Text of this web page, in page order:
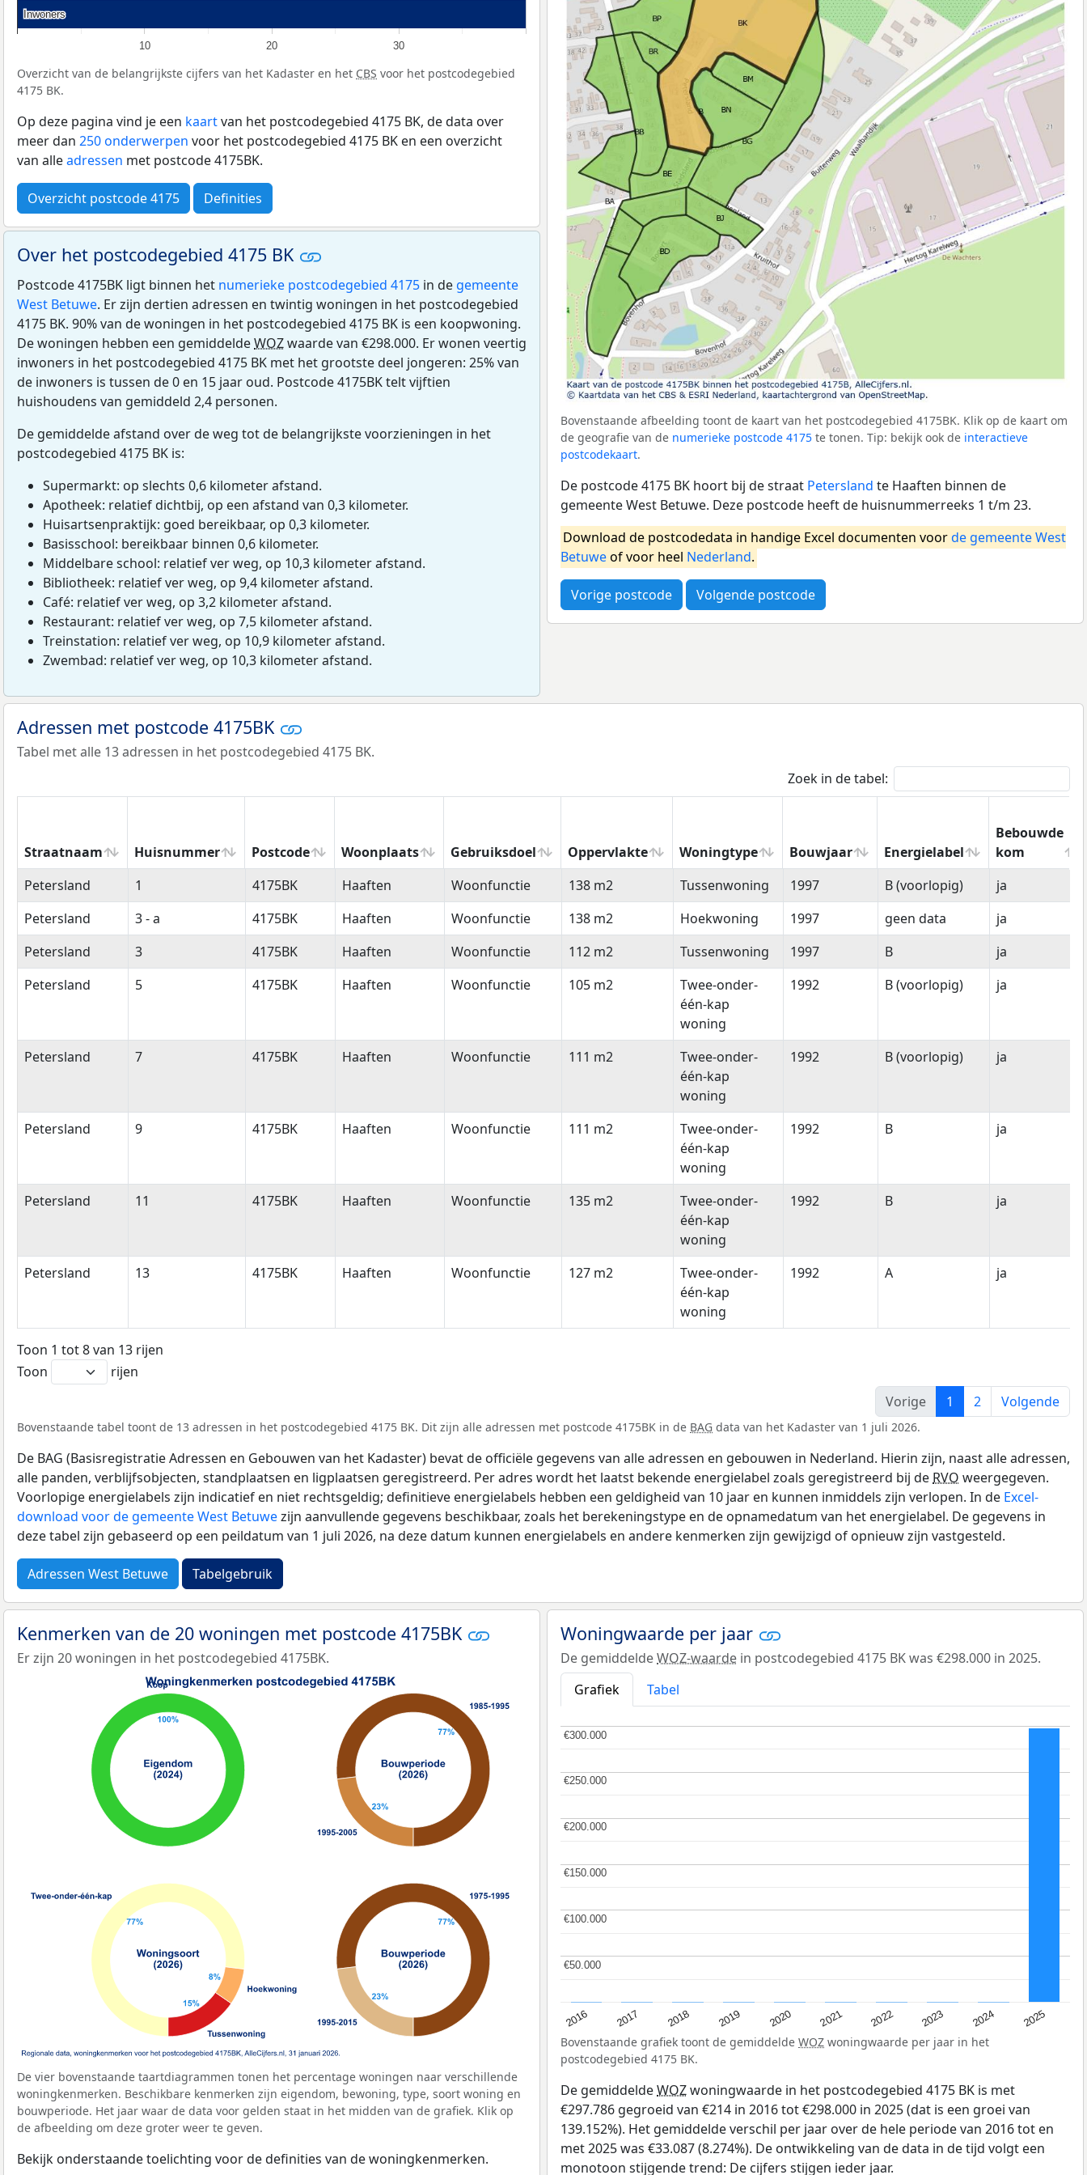
10 20 30
Inwoners
Inwoners
Overzicht van de belangrijkste cijfers van het Kadaster en het CBS voor het postcodegebied
4175 BK.
Op deze pagina vind je een kaartvan het postcodegebied 4175 BK, de data over
meer dan 250 onderwerpen voor het postcodegebied 4175 BK en een overzicht
van alleadressen met postcode 4175BK.
Overzicht postcode 4175 Definities
Over het postcodegebied 4175 BK
Postcode 4175BK ligt binnen het numerieke postcodegebied 4175 in de gemeente
West Betuwe. Er zijn dertien adressen en twintig woningen in het postcodegebied
4175 BK. 90% van de woningen in het postcodegebied 4175 BK is een koopwoning.
De woningen hebben een gemiddeldeWOZwaarde van €298.000. Er wonen veertig
inwoners in het postcodegebied 4175 BK met het grootste deel jongeren: 25% van
de inwoners is tussen de 0 en 15 jaar oud. Postcode 4175BK telt vijftien
huishoudens van gemiddeld 2,4 personen.
De gemiddelde afstand over de weg tot de belangrijkste voorzieningen in het
postcodegebied 4175 BK is:
Supermarkt: op slechts 0,6 kilometer afstand.
Apotheek: relatief dichtbij, op een afstand van 0,3 kilometer.
Huisartsenpraktijk: goed bereikbaar, op 0,3 kilometer.
Basisschool: bereikbaar binnen 0,6 kilometer.
Middelbare school: relatief ver weg, op 10,3 kilometer afstand.
Bibliotheek: relatief ver weg, op 9,4 kilometer afstand.
Café: relatief ver weg, op 3,2 kilometer afstand.
Restaurant: relatief ver weg, op 7,5 kilometer afstand.
Treinstation: relatief ver weg, op 10,9 kilometer afstand.
Zwembad: relatief ver weg, op 10,3 kilometer afstand.
Bovenstaande afbeelding toont de kaart van het postcodegebied 4175BK. Klik op de kaart om
de geografie van de numerieke postcode 4175 te tonen. Tip: bekijk ook de interactieve
postcodekaart.
De postcode 4175 BK hoort bij de straat Petersland te Haaften binnen de
gemeente West Betuwe. Deze postcode heeft de huisnummerreeks 1 t/m 23.
Download de postcodedata in handige Excel documenten voorde gemeente West
Betuweof voor heel Nederland.
Vorige postcode Volgende postcode
Adressen met postcode 4175BK
Tabel met alle 13 adressen in het postcodegebied 4175 BK.
Zoek in de tabel:
Straatnaam Huisnummer Postcode Woonplaats Gebruiksdoel Oppervlakte Woningtype Bouwjaar Energielabel
Bebouwde
kom
Straatnaam
Huisnummer Postcode Woonplaats Gebruiksdoel Oppervlakte Woningtype Bouwjaar Energielabel
Bebouwde
kom
Petersland 1 4175BK Haaften Woonfunctie 138 m2 Tussenwoning 1997 B (voorlopig)
ja
Petersland
3 - a 4175BK Haaften Woonfunctie 138 m2 Hoekwoning 1997 geen data
ja
Petersland
3 4175BK Haaften Woonfunctie 112 m2 Tussenwoning 1997 B
ja
Petersland
5 4175BK Haaften Woonfunctie 105 m2
Twee-onder-
één-kap
woning
1992 B (voorlopig) ja
Petersland 7 4175BK Haaften Woonfunctie 111 m2
Twee-onder-
één-kap
woning
1992 B (voorlopig) ja
Petersland 9 4175BK Haaften Woonfunctie 111 m2
Twee-onder-
één-kap
woning
1992 B ja
Petersland 11 4175BK Haaften Woonfunctie 135 m2
Twee-onder-
één-kap
woning
1992 B ja
Petersland 13 4175BK Haaften Woonfunctie 127 m2
Twee-onder-
één-kap
woning
1992 A ja
Toon 1 tot 8 van 13 rijen
Toon
rijen
Vorige
1 2 Volgende
Bovenstaande tabel toont de 13 adressen in het postcodegebied 4175 BK. Dit zijn alle adressen met postcode 4175BK in de BAG data van het Kadaster van 1 juli 2026.
De BAG (Basisregistratie Adressen en Gebouwen van het Kadaster) bevat de officiële gegevens van alle adressen en gebouwen in Nederland. Hierin zijn, naast alle adressen,
alle panden, verblijfsobjecten, standplaatsen en ligplaatsen geregistreerd. Per adres wordt het laatst bekende energielabel zoals geregistreerd bij de RVO weergegeven.
Voorlopige energielabels zijn indicatief en niet rechtsgeldig; definitieve energielabels hebben een geldigheid van 10 jaar en kunnen inmiddels zijn verlopen. In de Excel-
download voor de gemeente West Betuwezijn aanvullende gegevens beschikbaar, zoals het berekeningstype en de opnamedatum van het energielabel. De gegevens in
deze tabel zijn gebaseerd op een peildatum van 1 juli 2026, na deze datum kunnen energielabels en andere kenmerken zijn gewijzigd of opnieuw zijn vastgesteld.
Adressen West Betuwe Tabelgebruik
Kenmerken van de 20 woningen met postcode 4175BK
Er zijn 20 woningen in het postcodegebied 4175BK.
De vier bovenstaande taartdiagrammen tonen het percentage woningen naar verschillende
woningkenmerken. Beschikbare kenmerken zijn eigendom, bewoning, type, soort woning en
bouwperiode. Het jaar waar de data voor gelden staat in het midden van de grafiek. Klik op
de afbeelding om deze groter weer te geven.
Bekijk onderstaande toelichting voor de definities van de woningkenmerken.
Woningwaarde per jaar
De gemiddeldeWOZ-waarde in postcodegebied 4175 BK was €298.000 in 2025.
Grafiek
Tabel
2016 2017 2018 2019 2020 2021 2022 2023 2024 2025
€50.000
€50.000
€100.000
€100.000
€150.000
€150.000
€200.000
€200.000
€250.000
€250.000
€300.000
€300.000
Bovenstaande grafiek toont de gemiddelde WOZ woningwaarde per jaar in het
postcodegebied 4175 BK.
De gemiddeldeWOZwoningwaarde in het postcodegebied 4175 BK is met
€297.786 gegroeid van €214 in 2016 tot €298.000 in 2025 (dat is een groei van
139.152%). Het gemiddelde verschil per jaar over de hele periode van 2016 tot en
met 2025 was €33.087 (8.274%). De ontwikkeling van de data in de tijd volgt een
monotoon stijgende trend: De cijfers stijgen ieder jaar.